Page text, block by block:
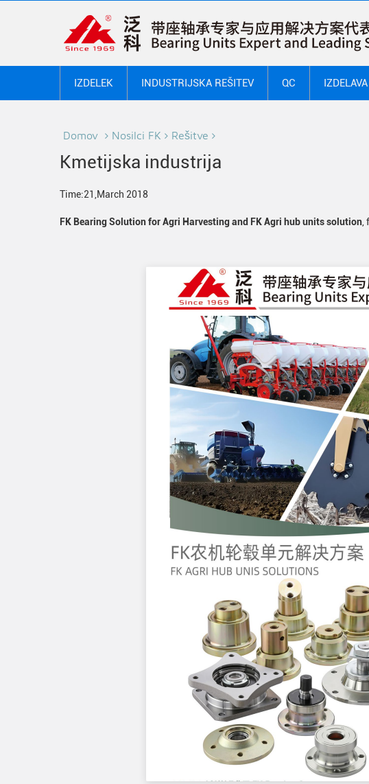
IZDELEK INDUSTRIJSKA REŠITEV QC IZDELAVA
Domov Nosilci FK Rešitve
Kmetijska industrija
Time:21,March 2018
FK Bearing Solution for Agri Harvesting and FK Agri hub units solution